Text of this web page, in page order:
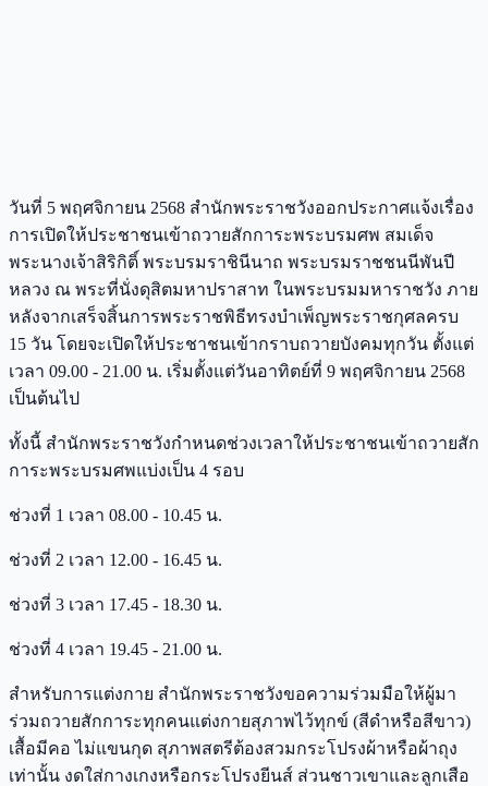
วันที่ 5 พฤศจิกายน 2568 สำนักพระราชวังออกประกาศแจ้งเรื่อง
การเปิดให้ประชาชนเข้าถวายสักการะพระบรมศพ สมเด็จ
พระนางเจ้าสิริกิติ์ พระบรมราชินีนาถ พระบรมราชชนนีพันปี
หลวง ณ พระที่นั่งดุสิตมหาปราสาท ในพระบรมมหาราชวัง ภาย
หลังจากเสร็จสิ้นการพระราชพิธีทรงบำเพ็ญพระราชกุศลครบ
15 วัน โดยจะเปิดให้ประชาชนเข้ากราบถวายบังคมทุกวัน ตั้งแต่
เวลา 09.00 - 21.00 น. เริ่มตั้งแต่วันอาทิตย์ที่ 9 พฤศจิกายน 2568
เป็นต้นไป
ทั้งนี้ สำนักพระราชวังกำหนดช่วงเวลาให้ประชาชนเข้าถวายสัก
การะพระบรมศพแบ่งเป็น 4 รอบ
ช่วงที่ 1 เวลา 08.00 - 10.45 น.
ช่วงที่ 2 เวลา 12.00 - 16.45 น.
ช่วงที่ 3 เวลา 17.45 - 18.30 น.
ช่วงที่ 4 เวลา 19.45 - 21.00 น.
สำหรับการแต่งกาย สำนักพระราชวังขอความร่วมมือให้ผู้มา
ร่วมถวายสักการะทุกคนแต่งกายสุภาพไว้ทุกข์ (สีดำหรือสีขาว)
เสื้อมีคอ ไม่แขนกุด สุภาพสตรีต้องสวมกระโปรงผ้าหรือผ้าถุง
เท่านั้น งดใส่กางเกงหรือกระโปรงยีนส์ ส่วนชาวเขาและลูกเสือ